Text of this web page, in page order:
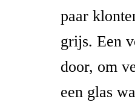
paar
grijs. Een
door, om
een glas